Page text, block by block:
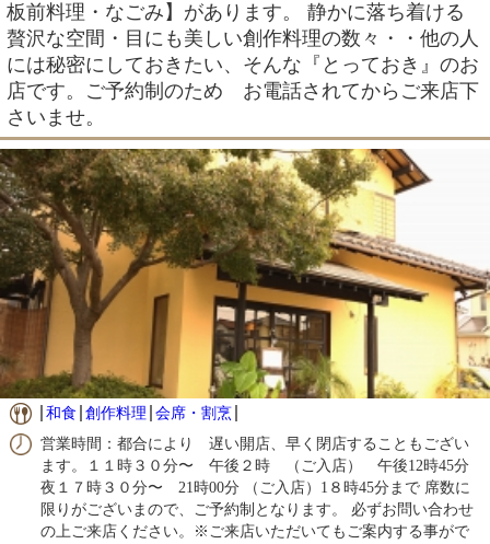
板前料理・なごみ】があります。 静かに落ち着ける
贅沢な空間・目にも美しい創作料理の数々・・他の人
には秘密にしておきたい、そんな『とっておき』のお
店です。ご予約制のため お電話されてからご来店下
さいませ。
和食 創作料理 会席・割烹
営業時間：都合により 遅い開店、早く閉店することもござい
ます。１１時３０分〜 午後２時 （ご入店） 午後12時45分
夜１７時３０分〜 21時00分 （ご入店）1８時45分まで 席数に
限りがございまので、ご予約制となります。 必ずお問い合わせ
の上ご来店ください。※ご来店いただいてもご案内する事がで